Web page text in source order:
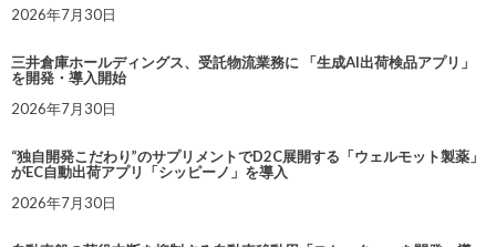
2026年7月30日
三井倉庫ホールディングス、受託物流業務に 「生成AI出荷検品アプリ」
を開発・導入開始
2026年7月30日
“独自開発こだわり”のサプリメントでD2C展開する「ウェルモット製薬」
がEC自動出荷アプリ「シッピーノ」を導入
2026年7月30日